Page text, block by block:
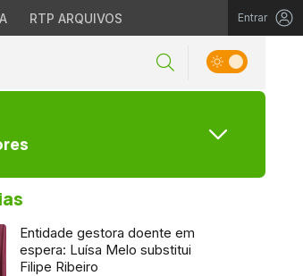
RTP ARQUIVOS Entrar
Entidade gestora doente em
espera: Luísa Melo substitui
Filipe Ribeiro